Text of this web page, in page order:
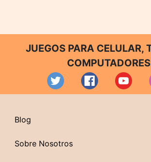
JUEGOS PARA CELULAR,
COMPUTADORES
Blog
Sobre Nosotros